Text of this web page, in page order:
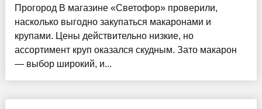
Прогород В магазине «Светофор» проверили,
насколько выгодно закупаться макаронами и
крупами. Цены действительно низкие, но
ассортимент круп оказался скудным. Зато макарон
— выбор широкий, и...